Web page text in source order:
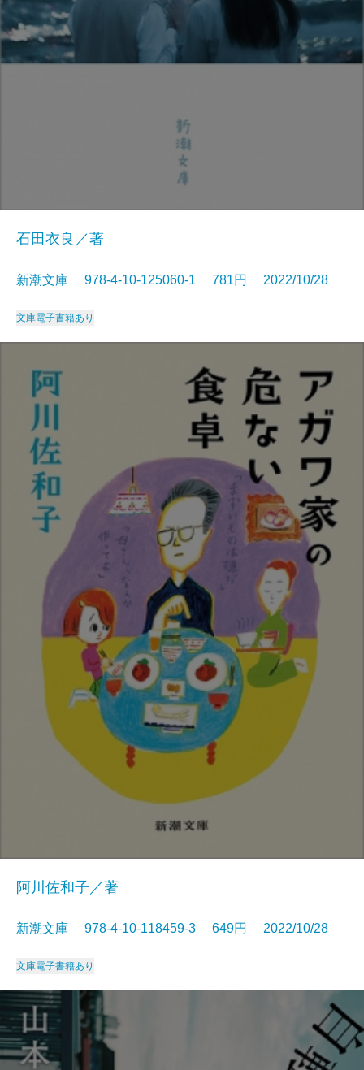
石田衣良／著
新潮文庫 978-4-10-125060-1 781円 2022/10/28
文庫電子書籍あり
阿川佐和子／著
新潮文庫 978-4-10-118459-3 649円 2022/10/28
文庫電子書籍あり